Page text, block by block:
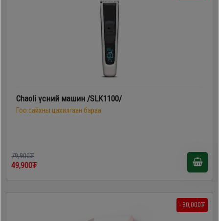
Chaoli үсний машин /SLK1100/
Гоо сайхны цахилгаан бараа
79,900₮
49,900₮
- 30,000₮